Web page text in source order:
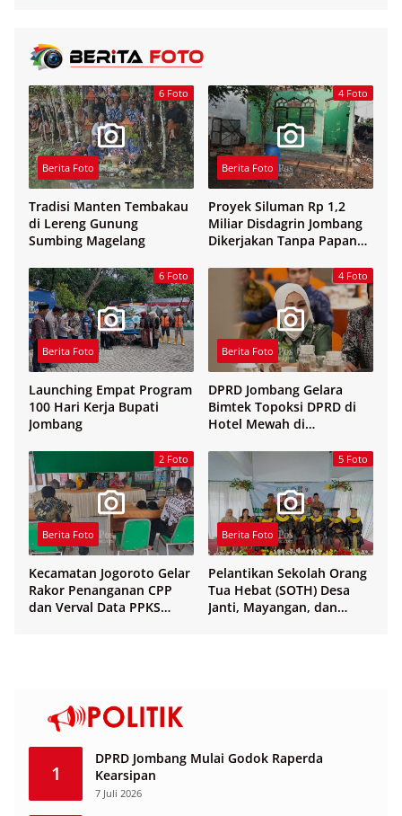
6 Foto
Berita Foto
Tradisi Manten Tembakau
di Lereng Gunung
Sumbing Magelang
4 Foto
Berita Foto
Proyek Siluman Rp 1,2
Miliar Disdagrin Jombang
Dikerjakan Tanpa Papan
6 Foto
Berita Foto
Launching Empat Program
100 Hari Kerja Bupati
Jombang
4 Foto
Berita Foto
DPRD Jombang Gelara
Bimtek Topoksi DPRD di
Hotel Mewah di
2 Foto
Berita Foto
Kecamatan Jogoroto Gelar
Rakor Penanganan CPP
dan Verval Data PPKS
5 Foto
Berita Foto
Pelantikan Sekolah Orang
Tua Hebat (SOTH) Desa
Janti, Mayangan, dan
1
DPRD Jombang Mulai Godok Raperda
Kearsipan
7 Juli 2026